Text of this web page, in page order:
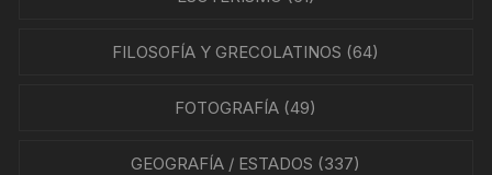
FILOSOFÍA Y GRECOLATINOS (64)
FOTOGRAFÍA (49)
GEOGRAFÍA / ESTADOS (337)